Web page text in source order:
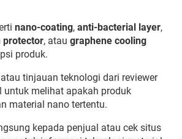
nano-coating, anti-bacterial layer,
protector, atau graphene cooling
produk.
atau tinjauan teknologi dari reviewer
untuk melihat apakah produk
material nano tertentu.
kepada penjual atau cek situs